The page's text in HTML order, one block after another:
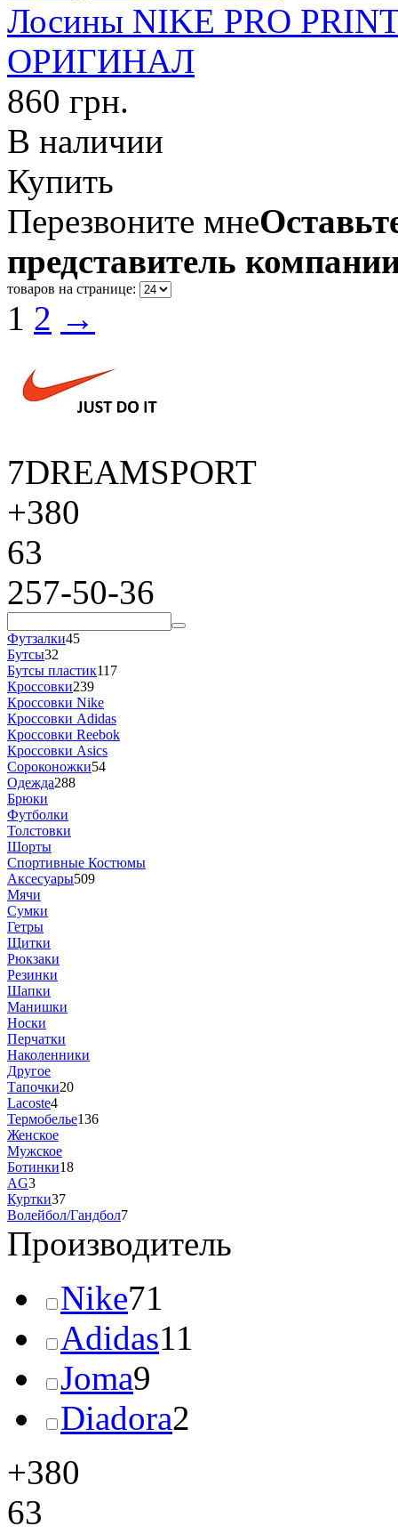
Лосины NIKE PRO
ОРИГИНАЛ
860 грн.
В наличии
Купить
Перезвоните мне
представитель
товаров на странице:
1 2 →
7DREAMSPORT
+380
63
257-50-36
Футзалки45
Бутсы32
Бутсы пластик117
Кроссовки239
Кроссовки Nike
Кроссовки Adidas
Кроссовки Reebok
Кроссовки Asics
Сороконожки54
Одежда288
Брюки
Футболки
Толстовки
Шорты
Спортивные Костюмы
Аксесуары509
Мячи
Сумки
Гетры
Щитки
Рюкзаки
Резинки
Шапки
Манишки
Носки
Перчатки
Наколенники
Другое
Тапочки20
Lacoste4
Термобелье136
Женское
Мужское
Ботинки18
AG3
Куртки37
Волейбол/Гандбол7
Производитель
Nike71
Adidas11
Joma9
Diadora2
+380
63